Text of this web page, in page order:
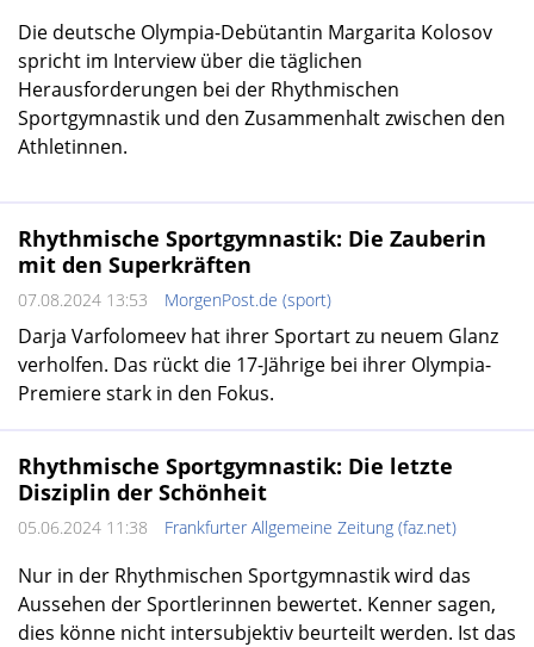
Die deutsche Olympia-Debütantin Margarita Kolosov
spricht im Interview über die täglichen
Herausforderungen bei der Rhythmischen
Sportgymnastik und den Zusammenhalt zwischen den
Athletinnen.
Rhythmische Sportgymnastik: Die Zauberin
mit den Superkräften
07.08.2024 13:53 MorgenPost.de (sport)
Darja Varfolomeev hat ihrer Sportart zu neuem Glanz
verholfen. Das rückt die 17-Jährige bei ihrer Olympia-
Premiere stark in den Fokus.
Rhythmische Sportgymnastik: Die letzte
Disziplin der Schönheit
05.06.2024 11:38 Frankfurter Allgemeine Zeitung (faz.net)
Nur in der Rhythmischen Sportgymnastik wird das
Aussehen der Sportlerinnen bewertet. Kenner sagen,
dies könne nicht intersubjektiv beurteilt werden. Ist das